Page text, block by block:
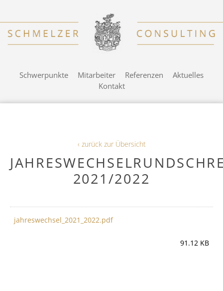
Schwerpunkte Mitarbeiter Referenzen
Aktuelles
Kontakt
‹ zurück zur Übersicht
2021/2022
jahreswechsel_2021_2022.pdf
91.12 KB